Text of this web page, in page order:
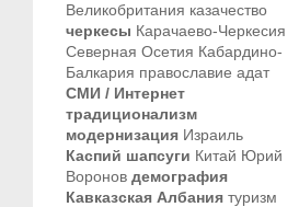
Великобритания казачество
черкесы Карачаево-Черкесия
Северная Осетия Кабардино-
Балкария православие адат
СМИ / Интернет
традиционализм
модернизация Израиль
Каспий шапсуги Китай Юрий
Воронов демография
Кавказская Албания туризм